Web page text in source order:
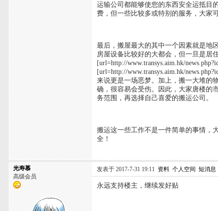
运输公司都能够使您的东西安全运抵目
费，但一些比较多或特别的服务，大家
最后，搬屋最大的其中一个因素就是地
房屋设备比较好的大都会，但一旦是居
[url=http://www.transys.aim.hk/
[url=http://www.transys.aim.hk/
来说更是一场恶梦。加上，搬一大堆的
确，很容易会受伤。因此，大家唐楼的
务范围，再选择自己喜爱的搬运公司。
搬运这一些工作不是一件简单的事情，
全！
光寿慕
高级会员
发表于 2017-7-31 19:11 资料 个人空间 短消息
永远支持楼主，继续发好贴